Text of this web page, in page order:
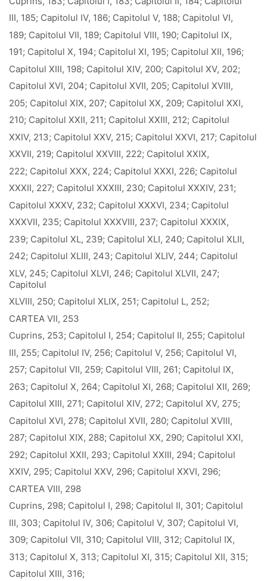
III, 185; Capitolul IV, 186; Capitolul V, 188; Capitolul VI,
189; Capitolul VII, 189; Capitolul VIII, 190; Capitolul IX,
191; Capitolul X, 194; Capitolul XI, 195; Capitolul XII, 196;
Capitolul XIII, 198; Capitolul XIV, 200; Capitolul XV, 202;
Capitolul XVI, 204; Capitolul XVII, 205; Capitolul XVIII,
205; Capitolul XIX, 207; Capitolul XX, 209; Capitolul XXI,
210; Capitolul XXII, 211; Capitolul XXIII, 212; Capitolul
XXIV, 213; Capitolul XXV, 215; Capitolul XXVI, 217; Capitolul
XXVII, 219; Capitolul XXVIII, 222; Capitolul XXIX,
222; Capitolul XXX, 224; Capitolul XXXI, 226; Capitolul
XXXII, 227; Capitolul XXXIII, 230; Capitolul XXXIV, 231;
Capitolul XXXV, 232; Capitolul XXXVI, 234; Capitolul
XXXVII, 235; Capitolul XXXVIII, 237; Capitolul XXXIX,
239; Capitolul XL, 239; Capitolul XLI, 240; Capitolul XLII,
242; Capitolul XLIII, 243; Capitolul XLIV, 244; Capitolul
XLV, 245; Capitolul XLVI, 246; Capitolul XLVII, 247;
Capitolul
XLVIII, 250; Capitolul XLIX, 251; Capitolul L, 252;
CARTEA VII, 253
Cuprins, 253; Capitolul I, 254; Capitolul II, 255; Capitolul
III, 255; Capitolul IV, 256; Capitolul V, 256; Capitolul VI,
257; Capitolul VII, 259; Capitolul VIII, 261; Capitolul IX,
263; Capitolul X, 264; Capitolul XI, 268; Capitolul XII, 269;
Capitolul XIII, 271; Capitolul XIV, 272; Capitolul XV, 275;
Capitolul XVI, 278; Capitolul XVII, 280; Capitolul XVIII,
287; Capitolul XIX, 288; Capitolul XX, 290; Capitolul XXI,
292; Capitolul XXII, 293; Capitolul XXIII, 294; Capitolul
XXIV, 295; Capitolul XXV, 296; Capitolul XXVI, 296;
CARTEA VIII, 298
Cuprins, 298; Capitolul I, 298; Capitolul II, 301; Capitolul
III, 303; Capitolul IV, 306; Capitolul V, 307; Capitolul VI,
309; Capitolul VII, 310; Capitolul VIII, 312; Capitolul IX,
313; Capitolul X, 313; Capitolul XI, 315; Capitolul XII, 315;
Capitolul XIII, 316;